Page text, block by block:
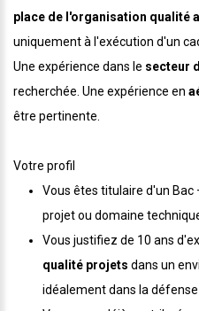
place de l'organisation qualité
uniquement à l'exécution d'un
Une expérience dans le secteur
recherchée. Une expérience en
être pertinente.
Votre profil
Vous êtes titulaire d'un Bac
projet ou domaine
Vous justifiez de 10 ans
qualité projets dans un
idéalement dans la